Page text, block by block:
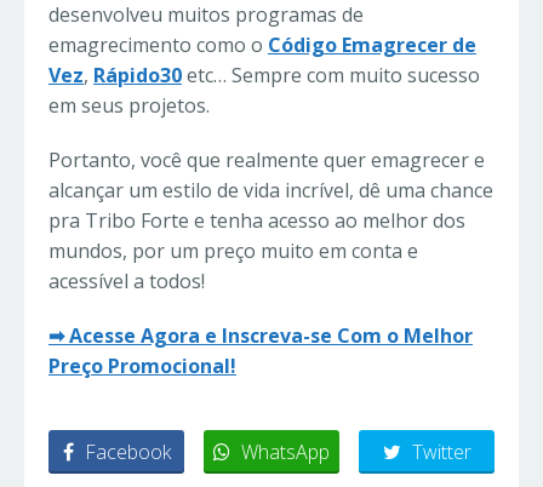
desenvolveu muitos programas de
emagrecimento como o Código Emagrecer de
Vez, Rápido30etc… Sempre com muito sucesso
em seus projetos.
Portanto, você que realmente quer emagrecer e
alcançar um estilo de vida incrível, dê uma chance
pra Tribo Forte e tenha acesso ao melhor dos
mundos, por um preço muito em conta e
acessível a todos!
➡ Acesse Agora e Inscreva-se Com o Melhor
Preço Promocional!
Facebook WhatsApp Twitter